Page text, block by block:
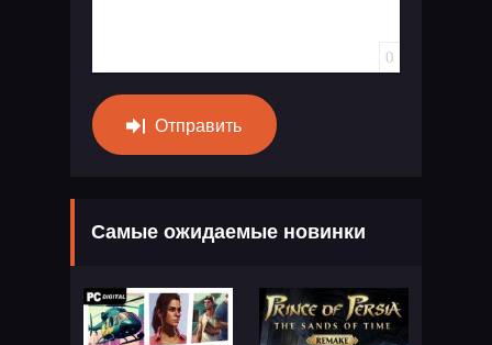
0
Отправить
Самые ожидаемые новинки